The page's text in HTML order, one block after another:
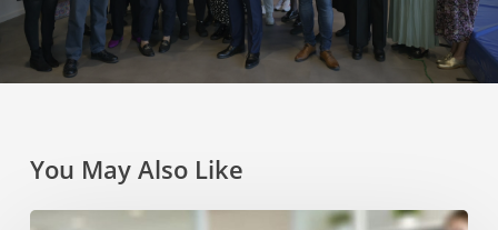
You May Also Like